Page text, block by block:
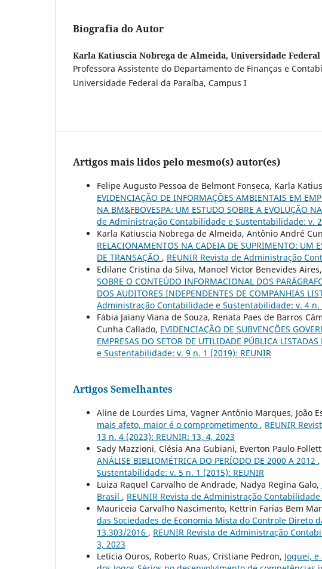
Biografia do Autor
Karla Katiuscia Nobrega de Almeida, Universidade
Professora Assistente do Departamento de Finanças e
Universidade Federal da Paraíba, Campus I
Artigos mais lidos pelo mesmo(s) autor(es)
Felipe Augusto Pessoa de Belmont Fonseca, Karla
EVIDENCIAÇÃO DE INFORMAÇÕES AMBIENTAIS EM
NA BM&FBOVESPA: UM ESTUDO SOBRE A EVOLUÇÃO
de Administração Contabilidade e Sustentabilidade: v. 2
Karla Katiuscia Nobrega de Almeida, Antônio André
RELACIONAMENTOS NA CADEIA DE SUPRIMENTO: UM
DE TRANSAÇÃO , REUNIR Revista de Administração
Edilane Cristina da Silva, Manoel Victor Benevides
SOBRE O CONTEÚDO INFORMACIONAL DOS
DOS AUDITORES INDEPENDENTES DE COMPANHIAS
Administração Contabilidade e Sustentabilidade: v. 4 n.
Fábia Jaiany Viana de Souza, Renata Paes de Barros
Cunha Callado, EVIDENCIAÇÃO DE SUBVENÇÕES
EMPRESAS DO SETOR DE UTILIDADE PÚBLICA LISTADAS
e Sustentabilidade: v. 9 n. 1 (2019): REUNIR
Artigos Semelhantes
Aline de Lourdes Lima, Vagner Antônio Marques, João
mais afeto, maior é o comprometimento , REUNIR
13 n. 4 (2023): REUNIR: 13, 4, 2023
Sady Mazzioni, Clésia Ana Gubiani, Everton Paulo
ANÁLISE BIBLIOMÉTRICA DO PERÍODO DE 2000 A 2012 ,
Sustentabilidade: v. 5 n. 1 (2015): REUNIR
Luiza Raquel Carvalho de Andrade, Nadya Regina Galo,
Brasil , REUNIR Revista de Administração
Mauriceia Carvalho Nascimento, Kettrin Farias Bem
das Sociedades de Economia Mista do Controle Direto
13.303/2016 , REUNIR Revista de Administração
3, 2023
Leticia Ouros, Roberto Ruas, Cristiane Pedron, Joguei,